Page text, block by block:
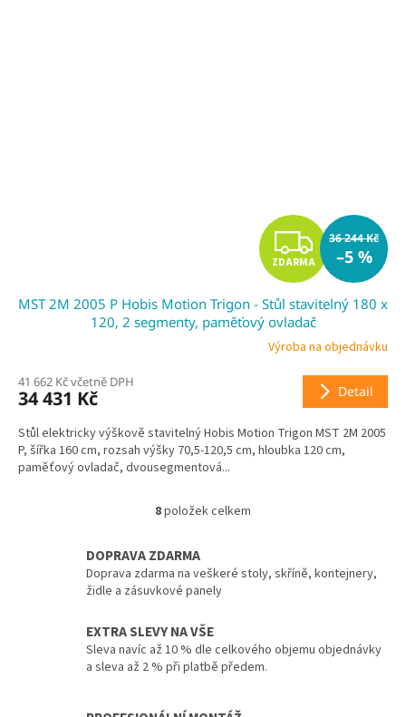
Z
D
A
R
M
A
ZDARMA
36 244 Kč
–5 %
MST 2M 2005 P Hobis Motion Trigon - Stůl stavitelný 180 x
120, 2 segmenty, paměťový ovladač
Výroba na objednávku
41 662 Kč včetně DPH
34 431 Kč Detail
Stůl elektricky výškově stavitelný Hobis Motion Trigon MST 2M 2005
P, šířka 160 cm, rozsah výšky 70,5-120,5 cm, hloubka 120 cm,
paměťový ovladač, dvousegmentová...
O
á
d
c
í
p
r
k
8položek celkem
DOPRAVA ZDARMA
Doprava zdarma na veškeré stoly, skříně, kontejnery,
židle a zásuvkové panely
EXTRA SLEVY NA VŠE
Sleva navíc až 10 % dle celkového objemu objednávky
a sleva až 2 % při platbě předem.